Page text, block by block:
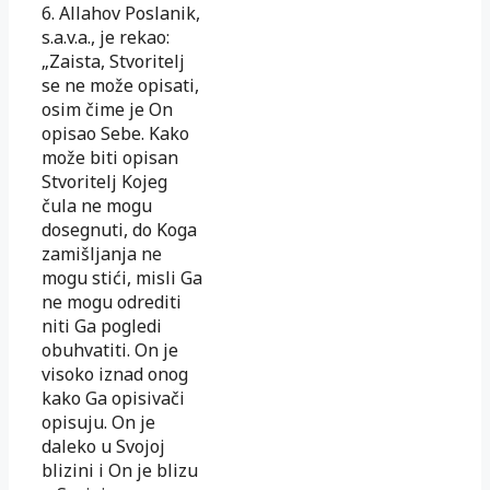
6. Allahov Poslanik,
s.a.v.a., je rekao:
„Zaista, Stvoritelj
se ne može opisati,
osim čime je On
opisao Sebe. Kako
može biti opisan
Stvoritelj Kojeg
čula ne mogu
dosegnuti, do Koga
zamišljanja ne
mogu stići, misli Ga
ne mogu odrediti
niti Ga pogledi
obuhvatiti. On je
visoko iznad onog
kako Ga opisivači
opisuju. On je
daleko u Svojoj
blizini i On je blizu